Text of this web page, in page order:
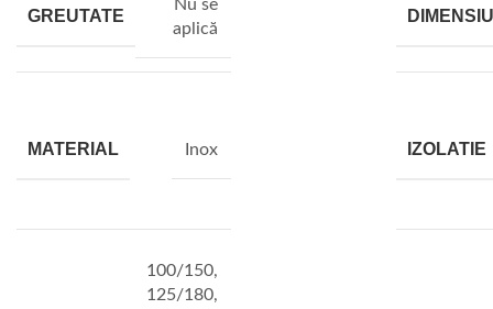
GREUTATE
Nu se
aplică
MATERIAL Inox IZOLATIE
100/150,
125/180,